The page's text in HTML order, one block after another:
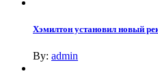
Хэмилтон установил новый
By: admin